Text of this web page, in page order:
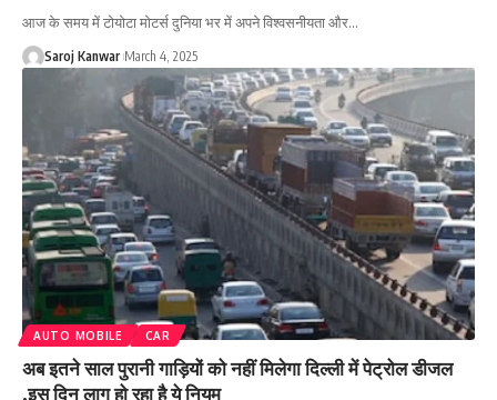
आज के समय में टोयोटा मोटर्स दुनिया भर में अपने विश्वसनीयता और…
Saroj Kanwar March 4, 2025
AUTO MOBILE CAR
अब इतने साल पुरानी गाड़ियों को नहीं मिलेगा दिल्ली में पेट्रोल डीजल
,इस दिन लागु हो रहा है ये नियम